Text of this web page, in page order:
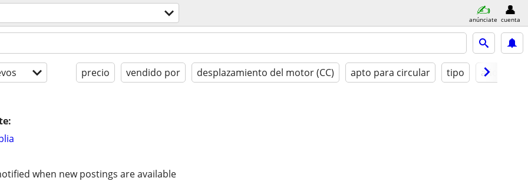
anúnciate cuenta
precio vendido por desplazamiento del motor (CC) apto para circular tipo año
when new postings are available